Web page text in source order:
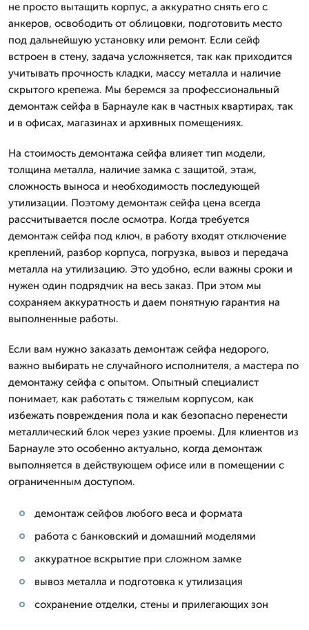
не просто вытащить корпус, а аккуратно снять его с
анкеров, освободить от облицовки, подготовить место
под дальнейшую установку или ремонт. Если сейф
встроен в стену, задача усложняется, так как приходится
учитывать прочность кладки, массу металла и наличие
скрытого крепежа. Мы беремся за профессиональный
демонтаж сейфа в Барнауле как в частных квартирах, так
и в офисах, магазинах и архивных помещениях.
На стоимость демонтажа сейфа влияет тип модели,
толщина металла, наличие замка с защитой, этаж,
сложность выноса и необходимость последующей
утилизации. Поэтому демонтаж сейфа цена всегда
рассчитывается после осмотра. Когда требуется
демонтаж сейфа под ключ, в работу входят отключение
креплений, разбор корпуса, погрузка, вывоз и передача
металла на утилизацию. Это удобно, если важны сроки и
нужен один подрядчик на весь заказ. При этом мы
сохраняем аккуратность и даем понятную гарантия на
выполненные работы.
Если вам нужно заказать демонтаж сейфа недорого,
важно выбирать не случайного исполнителя, а мастера по
демонтажу сейфа с опытом. Опытный специалист
понимает, как работать с тяжелым корпусом, как
избежать повреждения пола и как безопасно перенести
металлический блок через узкие проемы. Для клиентов из
Барнауле это особенно актуально, когда демонтаж
выполняется в действующем офисе или в помещении с
ограниченным доступом.
демонтаж сейфов любого веса и формата
работа с банковский и домашний моделями
аккуратное вскрытие при сложном замке
вывоз металла и подготовка к утилизация
сохранение отделки, стены и прилегающих зон